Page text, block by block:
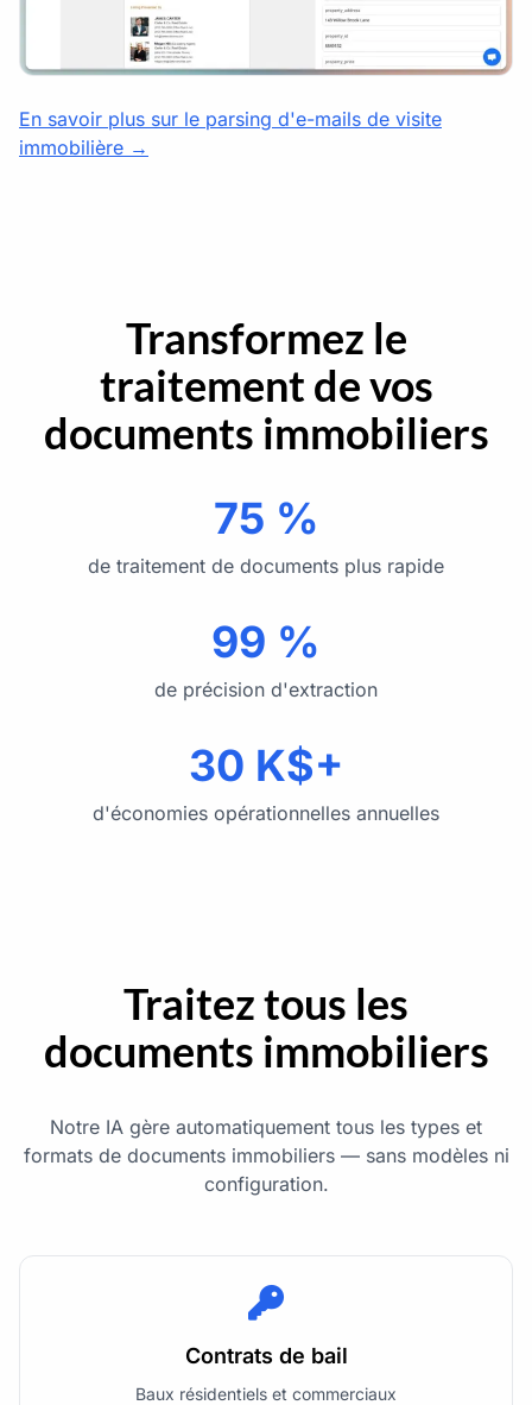
En savoir plus sur le parsing d'e-mails de visite
immobilière →
Transformez le
traitement de vos
documents immobiliers
75 %
de traitement de documents plus rapide
99 %
de précision d'extraction
30 K$+
d'économies opérationnelles annuelles
Traitez tous les
documents immobiliers
Notre IA gère automatiquement tous les types et
formats de documents immobiliers — sans modèles ni
configuration.
Contrats de bail
Baux résidentiels et commerciaux